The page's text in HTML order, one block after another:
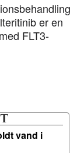
er en
FLT3-
vand i